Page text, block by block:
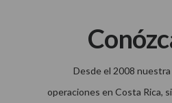
Desde el 2008
operaciones en Costa Rica,